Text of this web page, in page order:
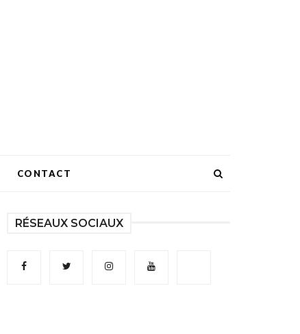
CONTACT
RÉSEAUX SOCIAUX